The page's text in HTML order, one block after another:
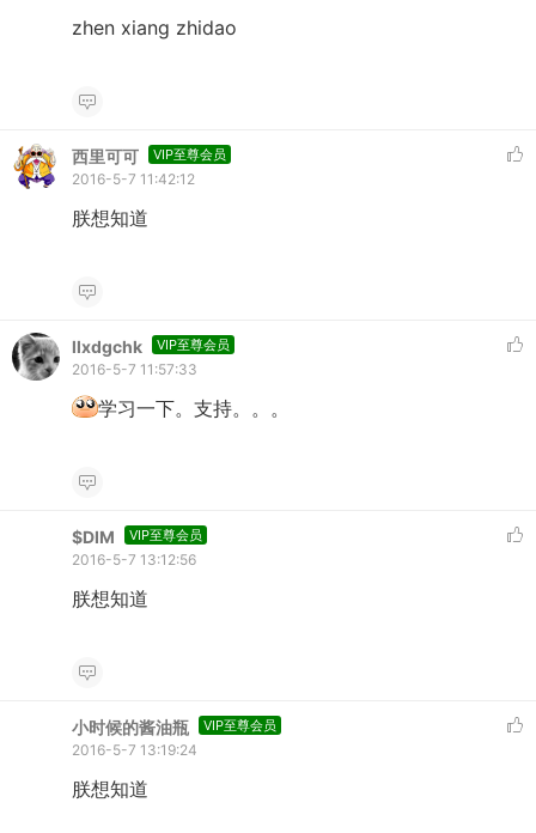
zhen xiang zhidao
西里可可 VIP至尊会员
2016-5-7 11:42:12
朕想知道
llxdgchk VIP至尊会员
2016-5-7 11:57:33
学习一下。支持。。。
$DIM VIP至尊会员
2016-5-7 13:12:56
朕想知道
小时候的酱油瓶 VIP至尊会员
2016-5-7 13:19:24
朕想知道